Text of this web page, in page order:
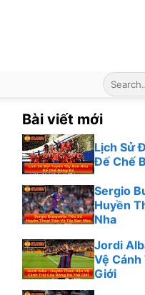
Bài viết mới
Lịch Sử
Đế Chế
Sergio
Huyền
Nha
Jordi
Vệ Cánh
Giới